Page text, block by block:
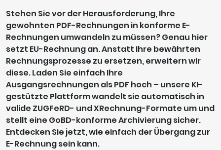
Stehen Sie vor der Herausforderung, Ihre
gewohnten PDF-Rechnungen in konforme E-
Rechnungen umwandeln zu müssen? Genau hier
setzt EU-Rechnung an. Anstatt Ihre bewährten
Rechnungsprozesse zu ersetzen, erweitern wir
diese. Laden Sie einfach Ihre
Ausgangsrechnungen als PDF hoch – unsere KI-
gestützte Plattform wandelt sie automatisch in
valide ZUGFeRD- und XRechnung-Formate um und
stellt eine GoBD-konforme Archivierung sicher.
Entdecken Sie jetzt, wie einfach der Übergang zur
E-Rechnung sein kann.